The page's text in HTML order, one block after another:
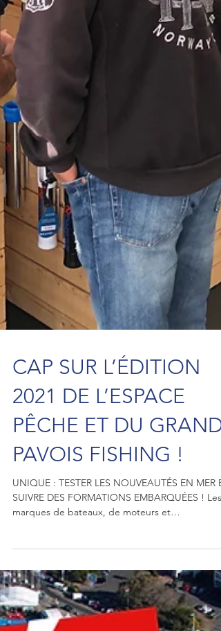
CAP SUR L’ÉDITION
2021 DE L’ESPACE
PÊCHE ET DU GRAND
SUIVRE DES FORMATIONS EMBARQUÉES ! Les
marques de bateaux, de moteurs et
d’équipements ne s’y...